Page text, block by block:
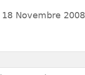
Novembre